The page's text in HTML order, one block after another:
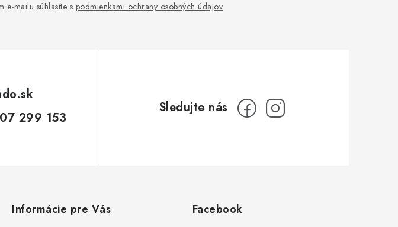
e-mailu súhlasíte s podmienkami ochrany osobných údajov
299 153
Informácie pre Vás Facebook